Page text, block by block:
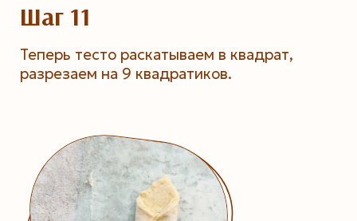
Шаг 11
Теперь тесто раскатываем в квадрат,
разрезаем на 9 квадратиков.